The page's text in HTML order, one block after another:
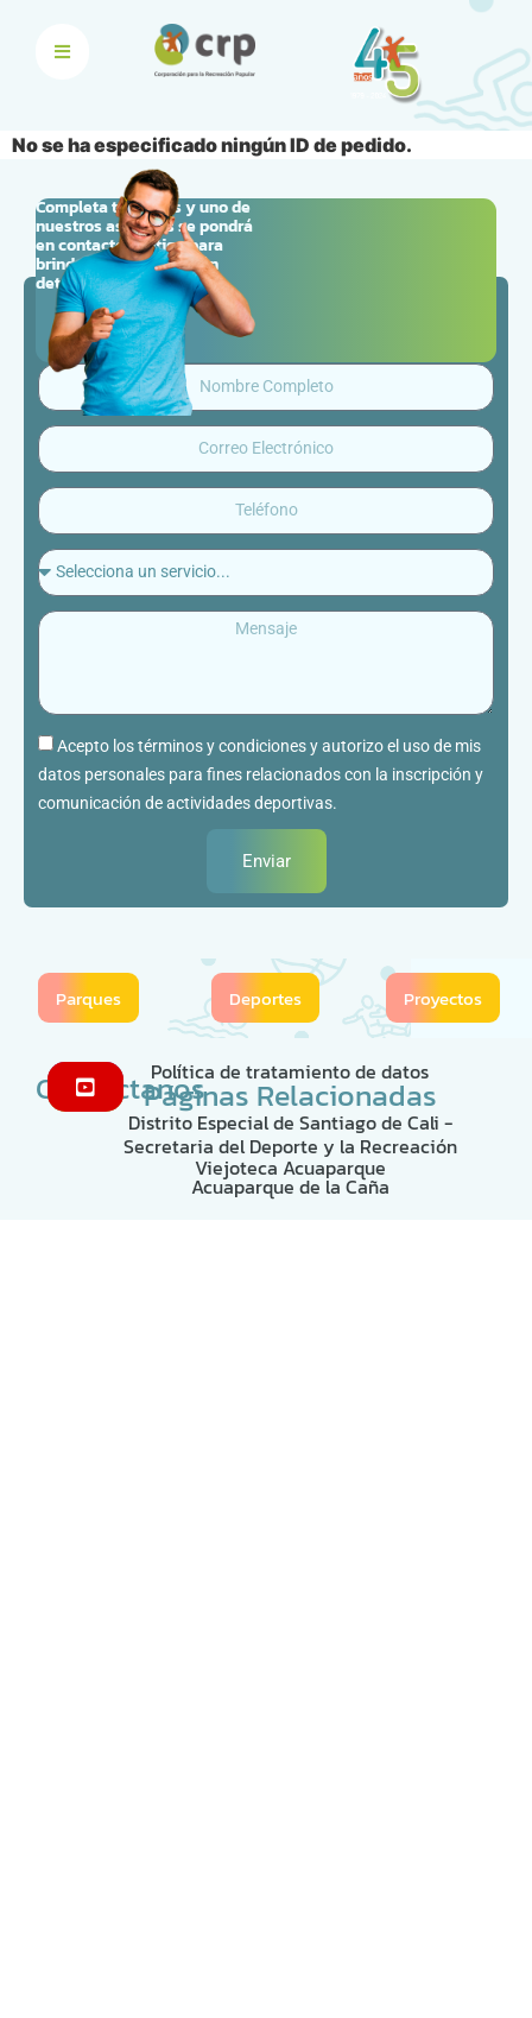
No se ha especificado ningún ID de pedido.
Completa tus datos y uno de
nuestros asesores se pondrá
en contacto contigo para
brindarte la información
detallada que necesitas
Acepto los términos y condiciones y autorizo el uso de mis
datos personales para fines relacionados con la inscripción y
comunicación de actividades deportivas.
Enviar
Parques Deportes Proyectos
ContáctanosPolítica de tratamiento de datos
Páginas Relacionadas
Distrito Especial de Santiago de Cali -
Secretaria del Deporte y la Recreación
Viejoteca Acuaparque
Acuaparque de la Caña